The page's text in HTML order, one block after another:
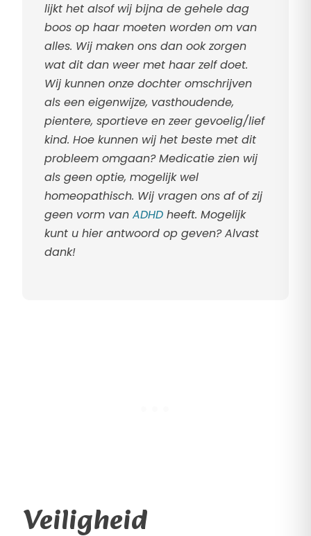
lijkt het alsof wij bijna de gehele dag
boos op haar moeten worden om van
alles. Wij maken ons dan ook zorgen
wat dit dan weer met haar zelf doet.
Wij kunnen onze dochter omschrijven
als een eigenwijze, vasthoudende,
pientere, sportieve en zeer gevoelig/lief
kind. Hoe kunnen wij het beste met dit
probleem omgaan? Medicatie zien wij
als geen optie, mogelijk wel
homeopathisch. Wij vragen ons af of zij
geen vorm van ADHD heeft. Mogelijk
kunt u hier antwoord op geven? Alvast
dank!
Veiligheid